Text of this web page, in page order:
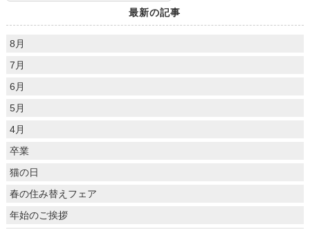
最新の記事
8月
7月
6月
5月
4月
卒業
猫の日
春の住み替えフェア
年始のご挨拶